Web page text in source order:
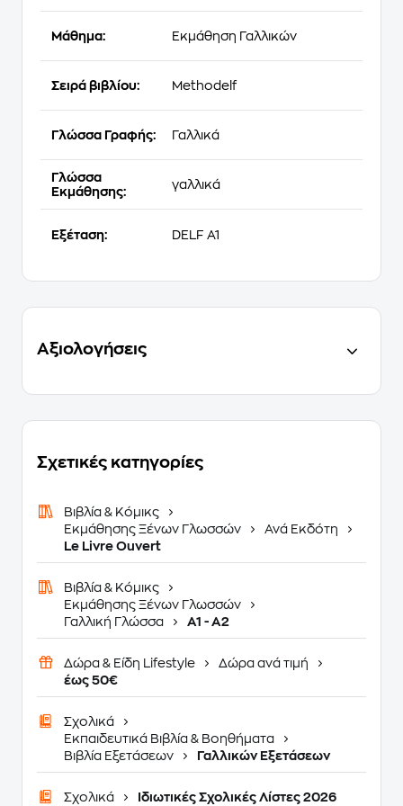
Μάθημα: Εκμάθηση Γαλλικών
Σειρά βιβλίου: Methodelf
Γλώσσα Γραφής: Γαλλικά
Γλώσσα
Εκμάθησης:
γαλλικά
Εξέταση: DELF A1
Αξιολογήσεις
Σχετικές κατηγορίες
Βιβλία & Κόμικς
Εκμάθησης Ξένων Γλωσσών
Ανά Εκδότη
Le Livre Ouvert
Βιβλία & Κόμικς
Εκμάθησης Ξένων Γλωσσών
Γαλλική Γλώσσα
A1 - A2
Δώρα & Είδη Lifestyle
Δώρα ανά τιμή
έως 50€
Σχολικά
Εκπαιδευτικά Βιβλία & Βοηθήματα
Βιβλία Εξετάσεων
Γαλλικών Εξετάσεων
Σχολικά Ιδιωτικές Σχολικές Λίστες 2026